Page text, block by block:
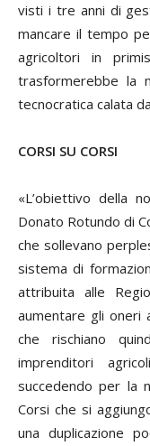
visti i tre anni di
mancare il tempo
agricoltori in primis
trasformerebbe la
tecnocratica calata
CORSI SU CORSI
«L’obiettivo della
Donato Rotundo di
che sollevano
sistema di
attribuita alle
aumentare gli oneri
che rischiano
imprenditori
succedendo per la
Corsi che si
una duplicazione